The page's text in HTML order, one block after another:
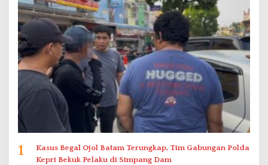
1
Kasus Begal Ojol Batam Terungkap, Tim Gabungan Polda
Kepri Bekuk Pelaku di Simpang Dam